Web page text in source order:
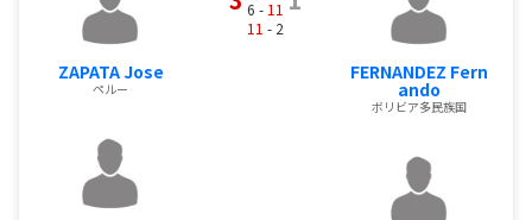
ZAPATA Jose
ペルー
6 - 11
11 - 2
FERNANDEZ Fern
ando
ボリビア多民族国